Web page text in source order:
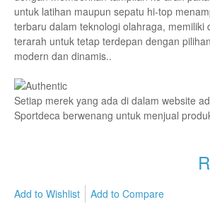
untuk latihan maupun sepatu hi-top
terbaru dalam teknologi olahraga, memiliki
terarah untuk tetap terdepan dengan
modern dan dinamis..
Setiap merek yang ada di dalam website
Sportdeca berwenang untuk menjual
Add to Wishlist
Add to Compare